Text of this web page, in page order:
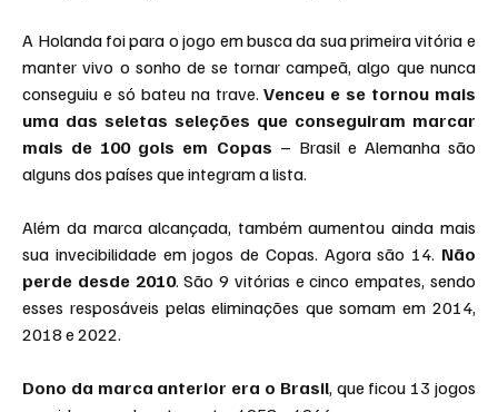
A Holanda foi para o jogo em busca da sua primeira vitória e
manter vivo o sonho de se tornar campeã, algo que nunca
conseguiu e só bateu na trave. Venceu e se tornou mais
uma das seletas seleções que conseguiram marcar
mais de 100 gols em Copas – Brasil e Alemanha são
alguns dos países que integram a lista.
Além da marca alcançada, também aumentou ainda mais
sua invecibilidade em jogos de Copas. Agora são 14. Não
perde desde 2010. São 9 vitórias e cinco empates, sendo
esses resposáveis pelas eliminações que somam em 2014,
2018 e 2022.
Dono da marca anterior era o Brasil, que ficou 13 jogos